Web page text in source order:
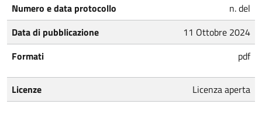
Numero e data protocollo
n. del
Data di pubblicazione
11 Ottobre 2024
Formati
pdf
Licenze Licenza aperta